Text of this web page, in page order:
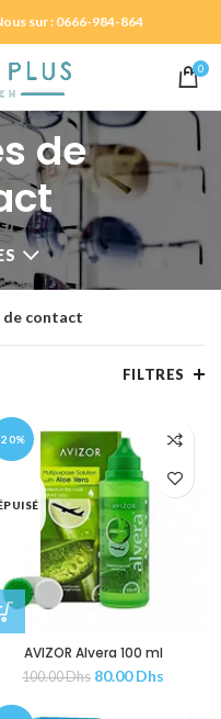
sur : 0666-984-864
0
de
de contact
FILTRES
AVIZOR Alvera 100 ml
100.00Dhs 80.00Dhs